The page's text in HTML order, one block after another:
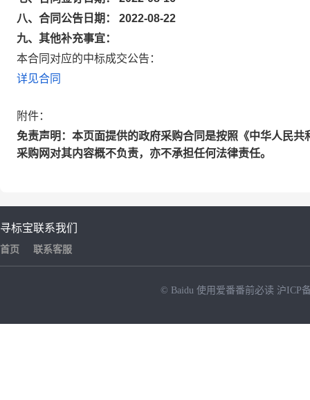
八、合同公告日期： 2022-08-22
九、其他补充事宜：
本合同对应的中标成交公告：
详见合同
附件：
免责声明：本页面提供的政府采购合同是按照《中华人民
采购网对其内容概不负责，亦不承担任何法律责任。
寻标宝
首页
联系我们
联系客服
© Baidu 使用爱番番前必读 沪ICP